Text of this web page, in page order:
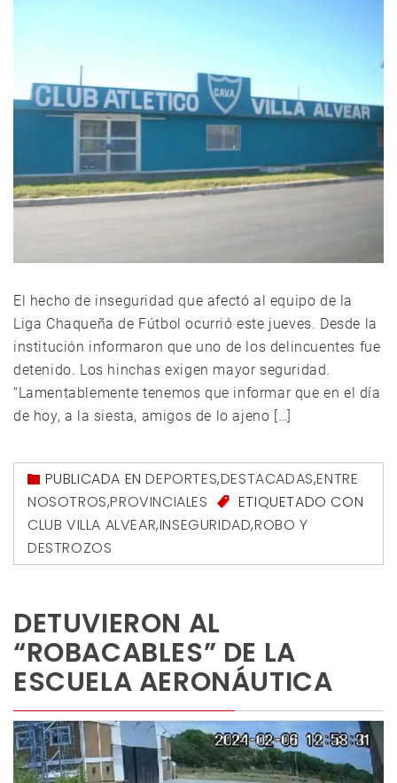
El hecho de inseguridad que afectó al equipo de la
Liga Chaqueña de Fútbol ocurrió este jueves. Desde la
institución informaron que uno de los delincuentes fue
detenido. Los hinchas exigen mayor seguridad.
“Lamentablemente tenemos que informar que en el día
de hoy, a la siesta, amigos de lo ajeno […]
PUBLICADA ENDEPORTES,DESTACADAS,ENTRE
NOSOTROS,PROVINCIALES
ETIQUETADO CON
CLUB VILLA ALVEAR,INSEGURIDAD,ROBO Y
DESTROZOS
DETUVIERON AL
“ROBACABLES” DE LA
ESCUELA AERONÁUTICA